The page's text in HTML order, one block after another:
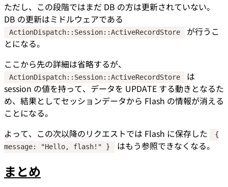
ただし、この段階ではまだ DB の方は更新されていない。
DB の更新はミドルウェアである
ActionDispatch::Session::ActiveRecordStore
が行うこ
とになる。
ここから先の詳細は省略するが、
ActionDispatch::Session::ActiveRecordStore
は
session の値を持って、データを UPDATE する動きとなるた
め、結果としてセッションデータから Flash の情報が消える
ことになる。
よって、この次以降のリクエストでは Flash に保存した
{
message: "Hello, flash!" }
はもう参照できなくなる。
まとめ